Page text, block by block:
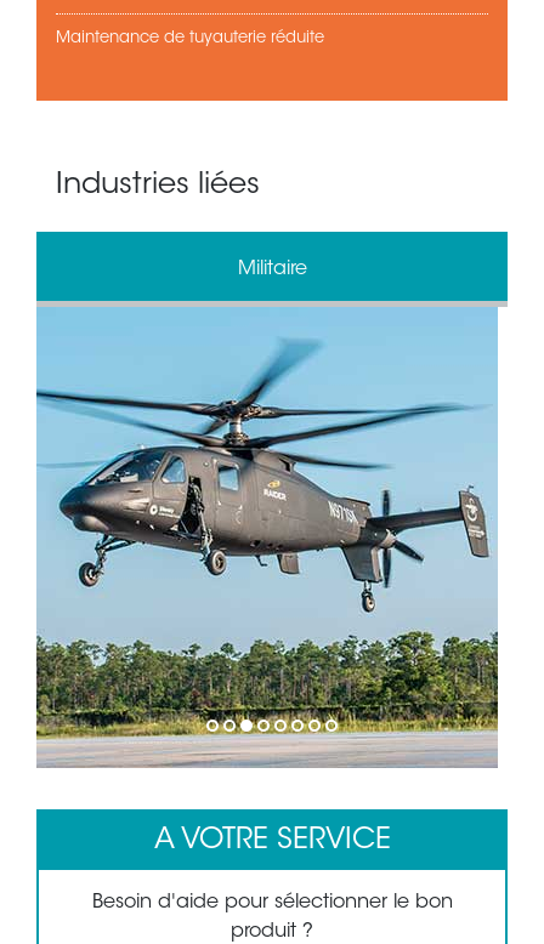
Maintenance de tuyauterie réduite
Industries liées
Militaire
1 2 3 4 5 6 7 8
A VOTRE SERVICE
Besoin d'aide pour sélectionner le bon
produit ?